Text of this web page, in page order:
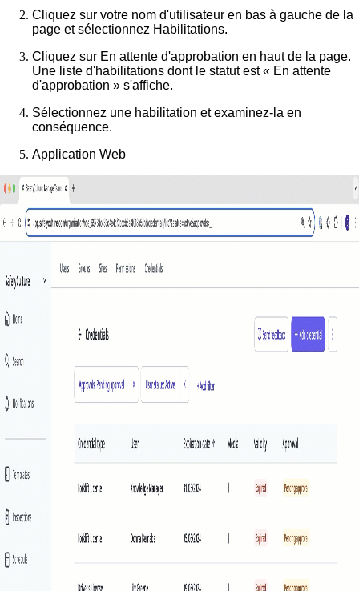
Cliquez sur votre nom d'utilisateur en bas à gauche de la
page et sélectionnez Habilitations.
Cliquez sur En attente d'approbation en haut de la page.
Une liste d'habilitations dont le statut est « En attente
d'approbation » s'affiche.
Sélectionnez une habilitation et examinez-la en
conséquence.
Application Web